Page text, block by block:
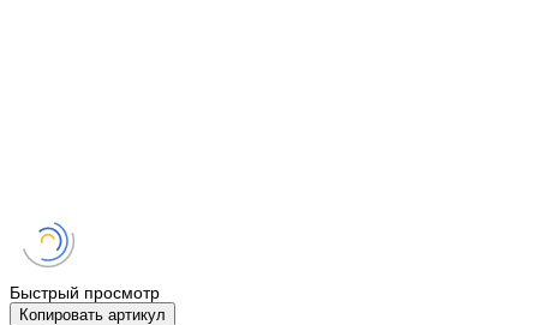
Быстрый просмотр
Копировать артикул